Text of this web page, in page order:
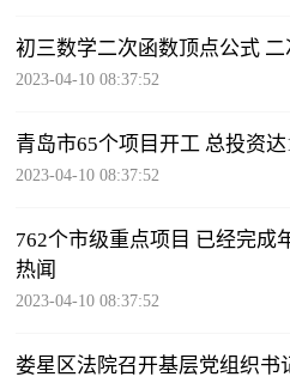
初三数学二次函数顶点公式
2023-04-10 08:37:52
青岛市65个项目开
2023-04-10 08:37:52
762个市级重点项目 已经完成年度投资476.32亿元 今日
热闻
2023-04-10 08:37:52
娄星区法院召开基层党组织书